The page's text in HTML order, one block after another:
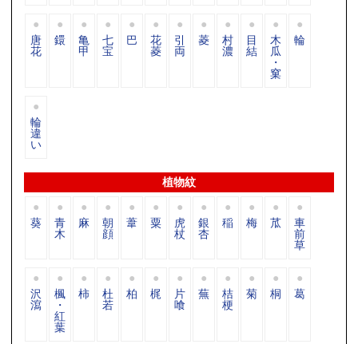
唐
花
鐶 亀
甲
七
宝
巴 花
菱
引
両
菱 村
濃
目
結
木
瓜
・
窠
輪
輪
違
い
植物紋
葵 青
木
麻 朝
顔
葦 粟 虎
杖
銀
杏
稲 梅 苽 車
前
草
沢
瀉
楓
・
紅
葉
柿 杜
若
柏 梶 片
喰
蕪 桔
梗
菊 桐 葛